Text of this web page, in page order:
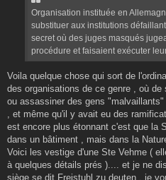
Organisation instituée en
substituer aux institutions
secret où des juges masqués
procédure et faisaient exécuter
Voila quelque chose qui sort de
des organisations de ce genre , où
ou assassiner des gens
, et même qu'il y avait eu des
est encore plus étonnant c'est que la
dans un bâtiment , mais dans la
Voici les vestige d'une Ste Vehme (
à quelques détails prés ).... et je ne
siège se dit Freistuhl zu deuten , je